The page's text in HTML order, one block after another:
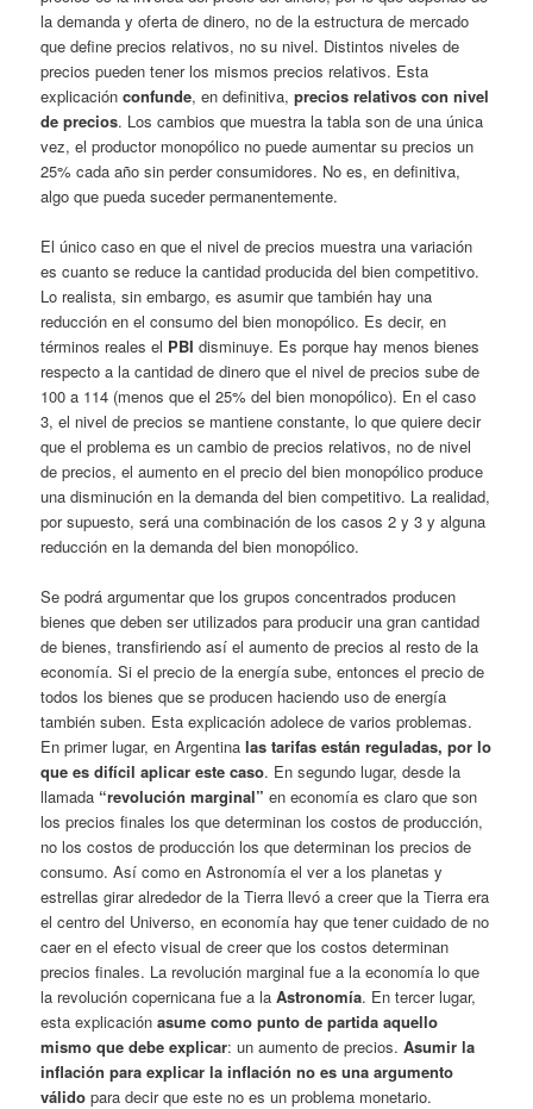
la demanda y oferta de dinero, no de la estructura de mercado
que define precios relativos, no su nivel. Distintos niveles de
precios pueden tener los mismos precios relativos. Esta
explicaciónconfunde, en definitiva,precios relativos con nivel
de precios. Los cambios que muestra la tabla son de una única
vez, el productor monopólico no puede aumentar su precios un
25% cada año sin perder consumidores. No es, en definitiva,
algo que pueda suceder permanentemente.
El único caso en que el nivel de precios muestra una variación
es cuanto se reduce la cantidad producida del bien competitivo.
Lo realista, sin embargo, es asumir que también hay una
reducción en el consumo del bien monopólico. Es decir, en
términos reales el PBI disminuye. Es porque hay menos bienes
respecto a la cantidad de dinero que el nivel de precios sube de
100 a 114 (menos que el 25% del bien monopólico). En el caso
3, el nivel de precios se mantiene constante, lo que quiere decir
que el problema es un cambio de precios relativos, no de nivel
de precios, el aumento en el precio del bien monopólico produce
una disminución en la demanda del bien competitivo. La realidad,
por supuesto, será una combinación de los casos 2 y 3 y alguna
reducción en la demanda del bien monopólico.
Se podrá argumentar que los grupos concentrados producen
bienes que deben ser utilizados para producir una gran cantidad
de bienes, transfiriendo así el aumento de precios al resto de la
economía. Si el precio de la energía sube, entonces el precio de
todos los bienes que se producen haciendo uso de energía
también suben. Esta explicación adolece de varios problemas.
En primer lugar, en Argentinalas tarifas están reguladas, por lo
que es difícil aplicar este caso. En segundo lugar, desde la
llamada “revolución marginal” en economía es claro que son
los precios finales los que determinan los costos de producción,
no los costos de producción los que determinan los precios de
consumo. Así como en Astronomía el ver a los planetas y
estrellas girar alrededor de la Tierra llevó a creer que la Tierra era
el centro del Universo, en economía hay que tener cuidado de no
caer en el efecto visual de creer que los costos determinan
precios finales. La revolución marginal fue a la economía lo que
la revolución copernicana fue a laAstronomía. En tercer lugar,
esta explicaciónasume como punto de partida aquello
mismo que debe explicar: un aumento de precios.Asumir la
inflación para explicar la inflación no es una argumento
válido para decir que este no es un problema monetario.